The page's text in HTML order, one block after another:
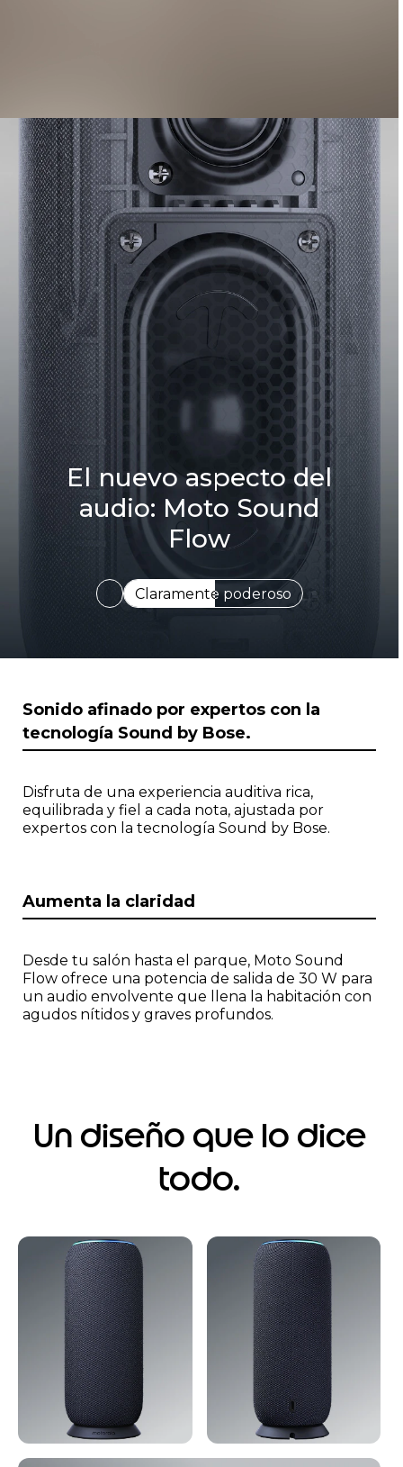
El nuevo aspecto del
audio: Moto Sound
Flow
Afinado por expertos
I
e
m
o
f
1
Sonido afinado por expertos con la
tecnología Sound by Bose.
Disfruta de una experiencia auditiva rica,
equilibrada y fiel a cada nota, ajustada por
expertos con la tecnología Sound by Bose.
Aumenta la claridad
Desde tu salón hasta el parque, Moto Sound
Flow ofrece una potencia de salida de 30 W para
un audio envolvente que llena la habitación con
agudos nítidos y graves profundos.
Un diseño que lo dice
todo.